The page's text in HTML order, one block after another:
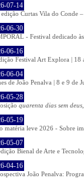
07-14
edição Curtas Vila do Conde
06-30
- Festival dedicado
06-16
Festival Art Explora |
06-04
de João Penalva | 8 e 9 de
05-28
quarenta dias sem deus
05-19
matéria leve 2026 - Sobre
05-07
Bienal de Arte e
04-16
João Penalva: